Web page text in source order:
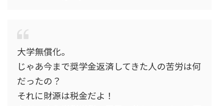
大学無償化。
じゃあ今まで奨学金返済してきた人の苦労は何
だったの？
それに財源は税金だよ！